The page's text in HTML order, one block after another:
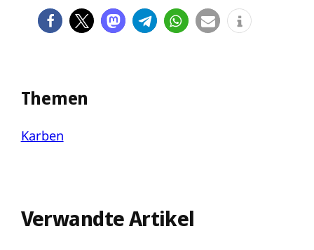
Themen
Karben
Verwandte Artikel